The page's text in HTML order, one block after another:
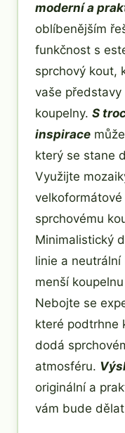
moderní a
oblíbenějším
funkčnost s
sprchový kout,
vaše
koupelny. S
inspirace
který se stane
Využijte
sprchovému
Minimalistický
linie a
menší
Nebojte se
které podtrhne
dodá
atmosféru.
originální a
vám bude